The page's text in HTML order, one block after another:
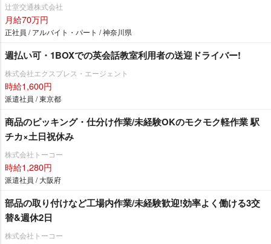
辻堂交通株式会社
月給70万円
正社員 / アルバイト・パート / 神奈川県
週払い可・1BOXでの英会話教室利用者の送迎ドライバー!
株式会社エクスプレス・エージェント
時給1,600円
派遣社員 / 東京都
商品のピッキング・仕分け作業/未経験OKのモクモク軽作業 駅
チカ×土日祝休み
株式会社トーコー
時給1,280円
派遣社員 / 大阪府
部品の取り付けなど工場内作業/未経験歓迎!効率よく働ける3交
替&週休2日
株式会社トーコー